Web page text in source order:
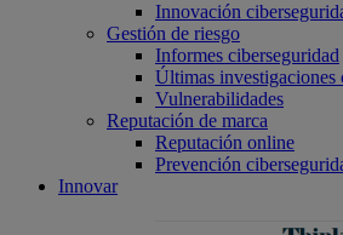
Innovación
Gestión de riesgo
Informes ciberseguridad
Últimas investigaciones
Vulnerabilidades
Reputación de marca
Reputación online
Prevención
Innovar